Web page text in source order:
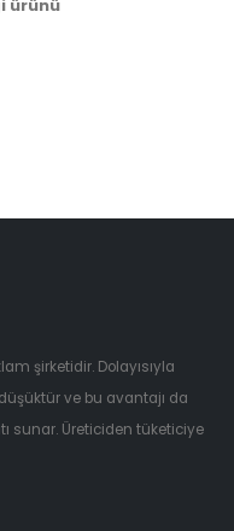
ürünü
şirketidir. Dolayısıyla
ve bu avantajı da
sunar. Üreticiden tüketiciye